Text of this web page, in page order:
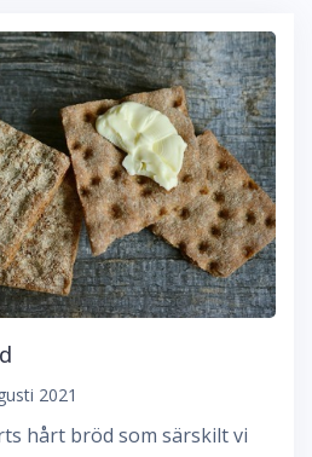
2021
hårt bröd som särskilt vi